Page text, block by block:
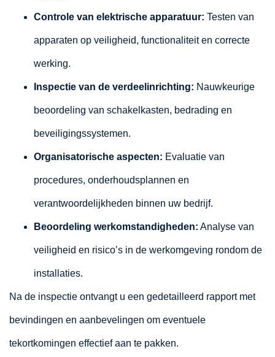
Controle van elektrische apparatuur: Testen van
apparaten op veiligheid, functionaliteit en correcte
werking.
Inspectie van de verdeelinrichting: Nauwkeurige
beoordeling van schakelkasten, bedrading en
beveiligingssystemen.
Organisatorische aspecten: Evaluatie van
procedures, onderhoudsplannen en
verantwoordelijkheden binnen uw bedrijf.
Beoordeling werkomstandigheden: Analyse van
veiligheid en risico’s in de werkomgeving rondom de
installaties.
Na de inspectie ontvangt u een gedetailleerd rapport met
bevindingen en aanbevelingen om eventuele
tekortkomingen effectief aan te pakken.